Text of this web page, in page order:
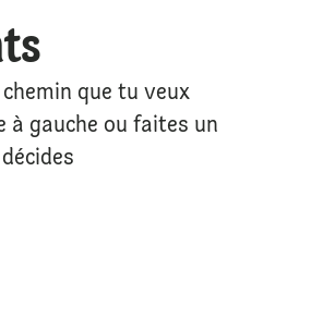
que tu veux
à gauche ou faites un